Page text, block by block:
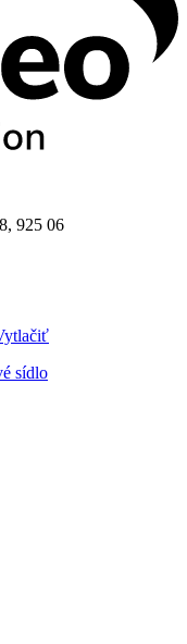
925 06
sídlo